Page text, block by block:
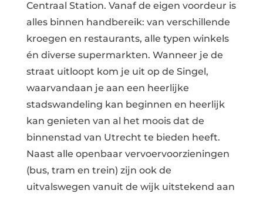
Centraal Station. Vanaf de eigen voordeur is
alles binnen handbereik: van verschillende
kroegen en restaurants, alle typen winkels
én diverse supermarkten. Wanneer je de
straat uitloopt kom je uit op de Singel,
waarvandaan je aan een heerlijke
stadswandeling kan beginnen en heerlijk
kan genieten van al het moois dat de
binnenstad van Utrecht te bieden heeft.
Naast alle openbaar vervoervoorzieningen
(bus, tram en trein) zijn ook de
uitvalswegen vanuit de wijk uitstekend aan